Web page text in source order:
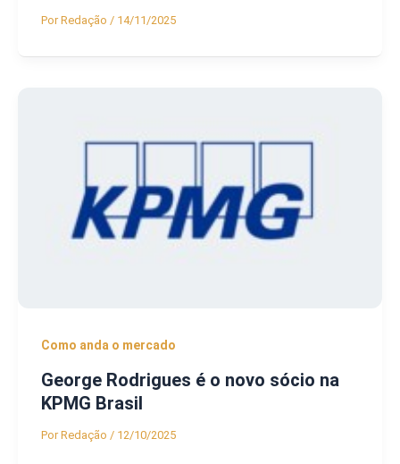
PorRedação / 14/11/2025
Como anda o mercado
George Rodrigues é o novo sócio na
KPMG Brasil
PorRedação / 12/10/2025